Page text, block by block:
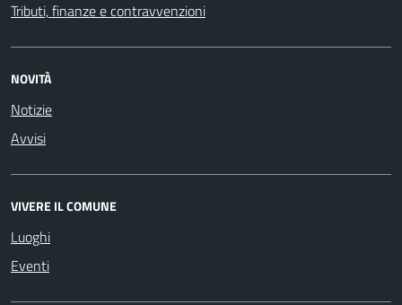
Tributi, finanze e contravvenzioni
NOVITÀ
Notizie
Avvisi
VIVERE IL COMUNE
Luoghi
Eventi